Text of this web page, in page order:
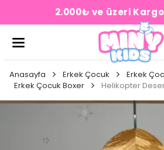
2.000₺ ve üzeri
Anasayfa Erkek Çocuk
Erkek
Erkek Çocuk Boxer
Helikopter